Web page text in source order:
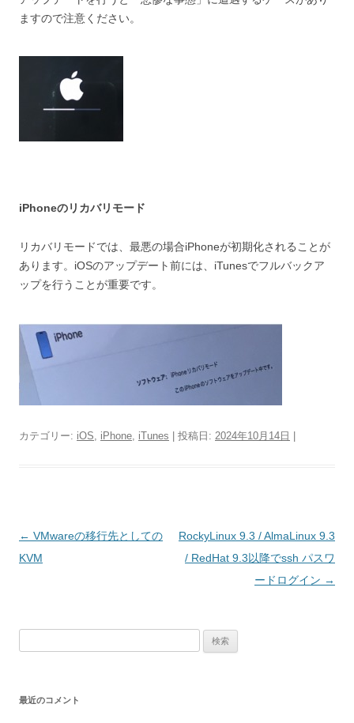
ますので注意ください。
iPhoneのリカバリモード
リカバリモードでは、最悪の場合iPhoneが初期化されることが
あります。iOSのアップデート前には、iTunesでフルバックア
ップを行うことが重要です。
カテゴリー: iOS, iPhone, iTunes | 投稿日: 2024年10月14日
投
稿
← VMwareの移行先としての
KVM
RockyLinux 9.3 / AlmaLinux 9.3
/ RedHat 9.3以降でssh パスワ
ードログイン →
最近のコメント